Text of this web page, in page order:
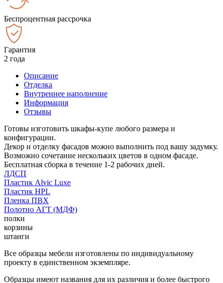
Беспроцентная рассрочка
Гарантия
2 года
Описание
Отделка
Внутреннее наполнение
Информация
Отзывы
Готовы изготовить шкафы-купе любого размера и
конфигурации.
Декор и отделку фасадов можно выполнить под вашу задумку.
Возможно сочетание нескольких цветов в одном фасаде.
Бесплатная сборка в течение 1-2 рабочих дней.
ЛДСП
Пластик Alvic Luxe
Пластик HPL
Пленка ПВХ
Полотно АГТ (МДФ)
полки
корзины
штанги
Все образцы мебели изготовлены по индивидуальному
проекту в единственном экземпляре.
Образцы имеют названия для их различия и более быстрого